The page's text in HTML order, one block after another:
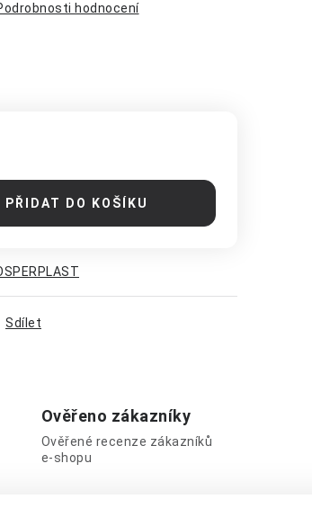
hodnocení
PŘIDAT DO KOŠÍKU
Sdílet
Ověřeno zákazníky
Ověřené recenze zákazníků
e-shopu